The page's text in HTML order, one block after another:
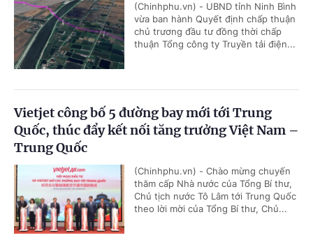
(Chinhphu.vn) - UBND tỉnh Ninh Bình
vừa ban hành Quyết định chấp thuận
chủ trương đầu tư đồng thời chấp
thuận Tổng công ty Truyền tải điện...
Vietjet công bố 5 đường bay mới tới Trung
Quốc, thúc đẩy kết nối tăng trưởng Việt Nam –
Trung Quốc
(Chinhphu.vn) - Chào mừng chuyến
thăm cấp Nhà nước của Tổng Bí thư,
Chủ tịch nước Tô Lâm tới Trung Quốc
theo lời mời của Tổng Bí thư, Chủ...